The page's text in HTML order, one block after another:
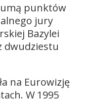
punktów
jury
Bazylei
dwudziestu
na Eurowizję
W 1995